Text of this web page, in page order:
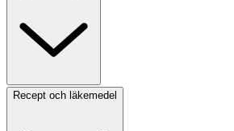
Recept och läkemedel